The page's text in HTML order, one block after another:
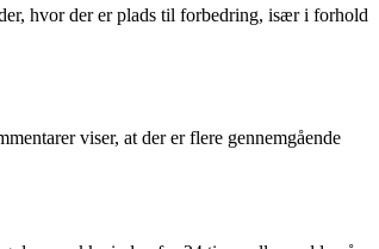
hvor der er plads til forbedring, især i forhold
viser, at der er flere gennemgående